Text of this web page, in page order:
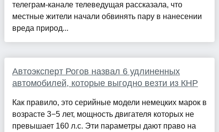
телеграм-канале телеведущая рассказала, что
местные жители начали обвинять пару в нанесении
вреда природ...
Автоэксперт Рогов назвал 6 удлиненных
автомобилей, которые выгодно везти из КНР
Как правило, это серийные модели немецких марок в
возрасте 3−5 лет, мощность двигателя которых не
превышает 160 л.с. Эти параметры дают право на